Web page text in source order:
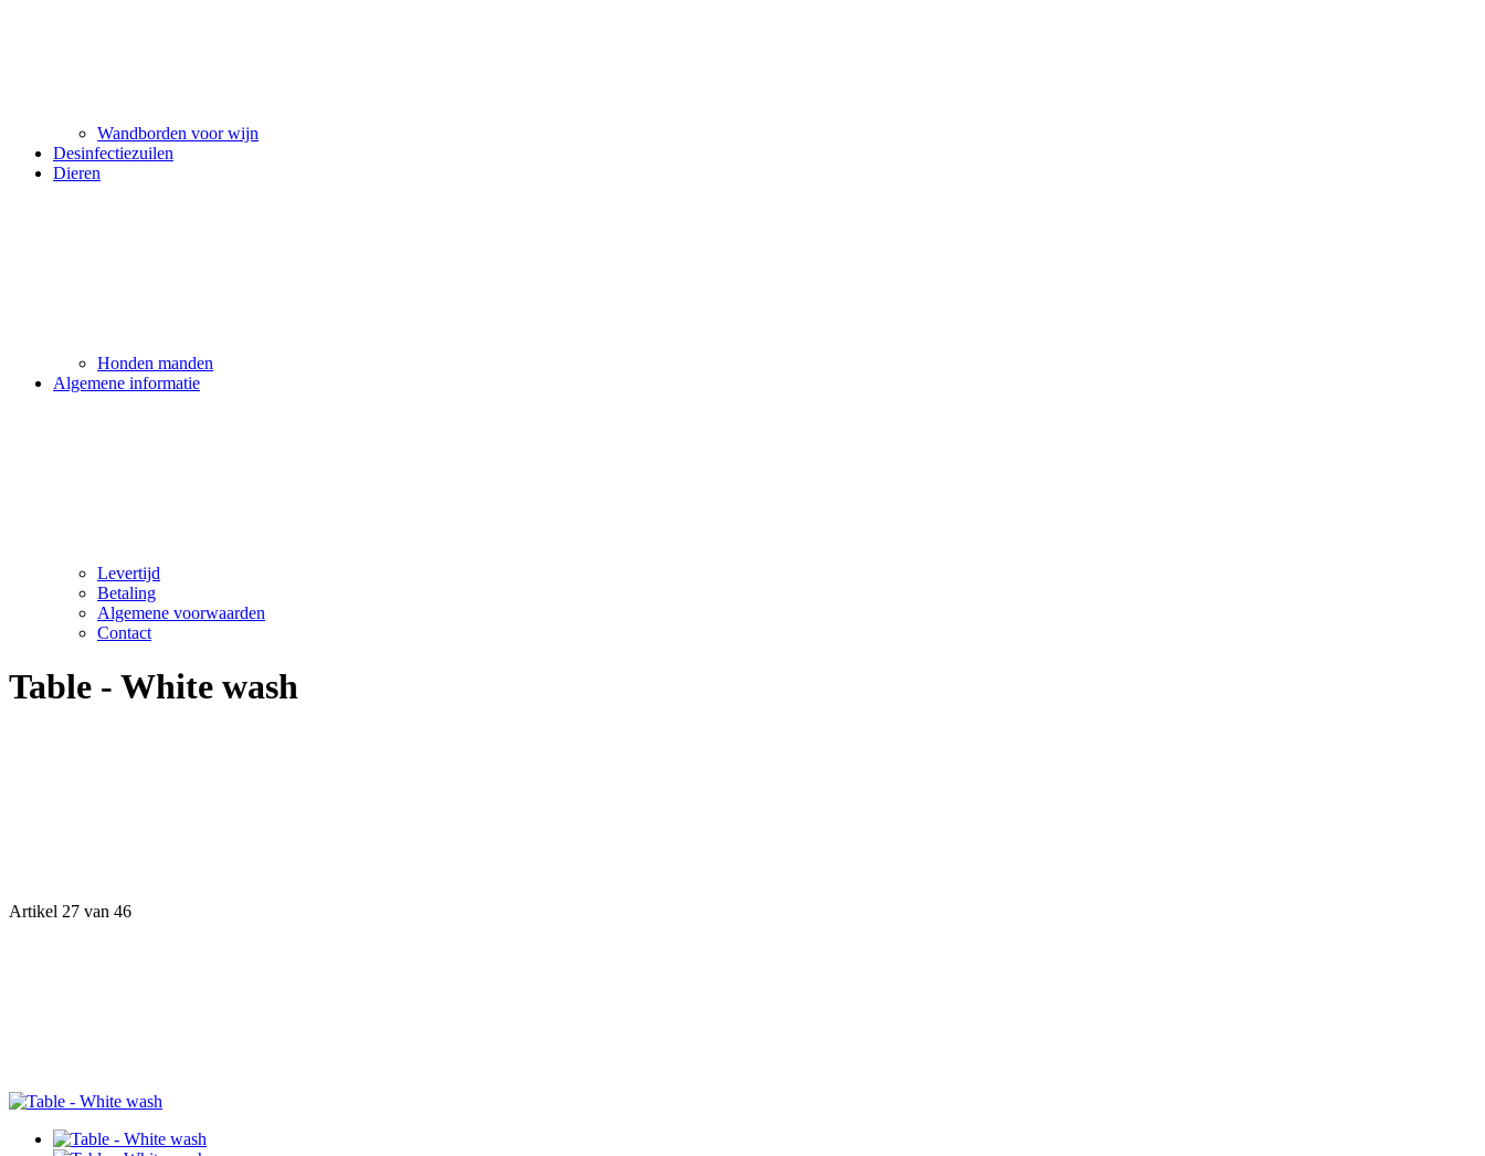
Wandborden voor wijn
Desinfectiezuilen
Dieren
Honden manden
Algemene informatie
Levertijd
Betaling
Algemene voorwaarden
Contact
Table - White wash
Artikel 27 van 46